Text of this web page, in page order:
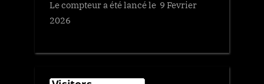
Le compteur a été lancé le 9 Fevrier
2026